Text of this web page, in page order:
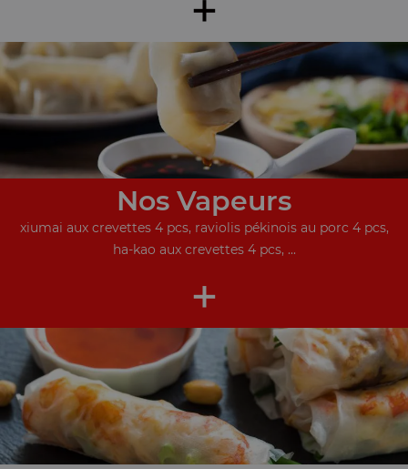
Nos Vapeurs
xiumai aux crevettes 4 pcs, raviolis pékinois au porc 4 pcs,
ha-kao aux crevettes 4 pcs, ...
+